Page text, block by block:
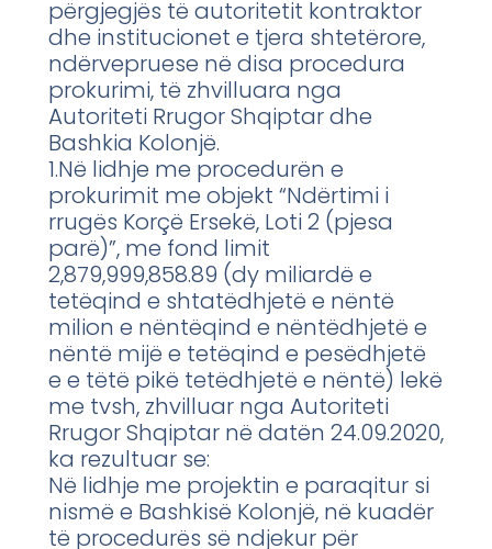
përgjegjës të autoritetit kontraktor
dhe institucionet e tjera shtetërore,
ndërvepruese në disa procedura
prokurimi, të zhvilluara nga
Autoriteti Rrugor Shqiptar dhe
Bashkia Kolonjë.
1.Në lidhje me procedurën e
prokurimit me objekt “Ndërtimi i
rrugës Korçë Ersekë, Loti 2 (pjesa
parë)”, me fond limit
2,879,999,858.89 (dy miliardë e
tetëqind e shtatëdhjetë e nëntë
milion e nëntëqind e nëntëdhjetë e
nëntë mijë e tetëqind e pesëdhjetë
e e tëtë pikë tetëdhjetë e nëntë) lekë
me tvsh, zhvilluar nga Autoriteti
Rrugor Shqiptar në datën 24.09.2020,
ka rezultuar se:
Në lidhje me projektin e paraqitur si
nismë e Bashkisë Kolonjë, në kuadër
të procedurës së ndjekur për